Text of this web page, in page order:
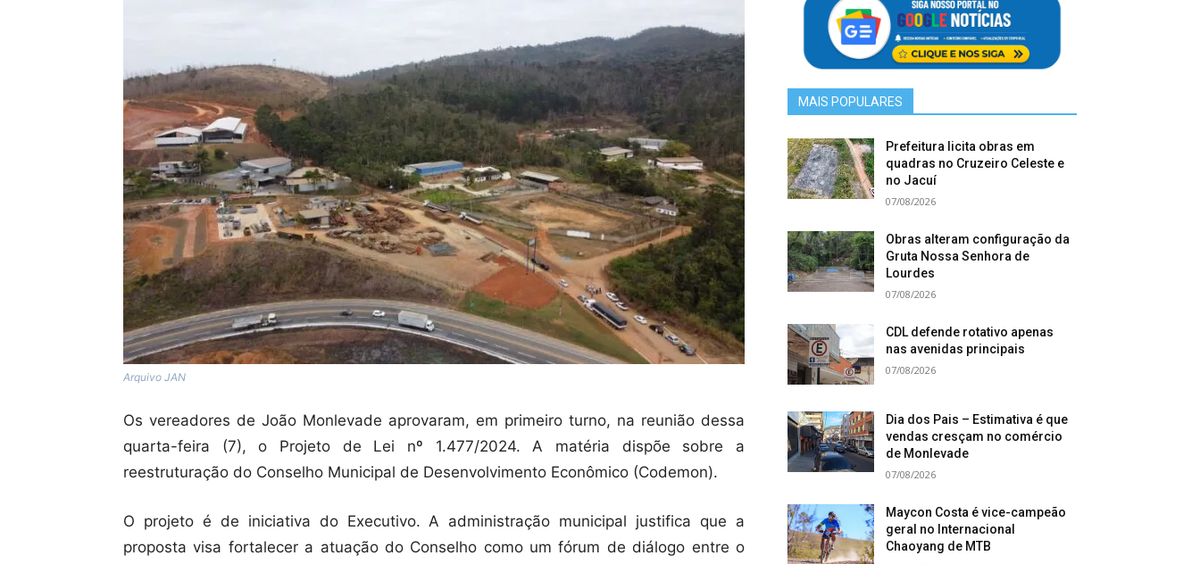
Arquivo JAN
Os vereadores de João Monlevade aprovaram, em primeiro turno, na reunião dessa
quarta-feira (7), o Projeto de Lei nº 1.477/2024. A matéria dispõe sobre a
reestruturação do Conselho Municipal de Desenvolvimento Econômico (Codemon).
O projeto é de iniciativa do Executivo. A administração municipal justifica que a
proposta visa fortalecer a atuação do Conselho como um fórum de diálogo entre o
MAIS POPULARES
Prefeitura licita obras em
quadras no Cruzeiro Celeste e
no Jacuí
07/08/2026
Obras alteram configuração da
Gruta Nossa Senhora de
Lourdes
07/08/2026
CDL defende rotativo apenas
nas avenidas principais
07/08/2026
Dia dos Pais – Estimativa é que
vendas cresçam no comércio
de Monlevade
07/08/2026
Maycon Costa é vice-campeão
geral no Internacional
Chaoyang de MTB